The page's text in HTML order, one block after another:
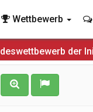
Wettbewerb
der